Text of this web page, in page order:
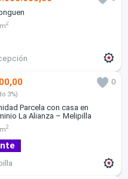
2
0
3%)
Parcela con casa en
La Alianza – Melipilla
2